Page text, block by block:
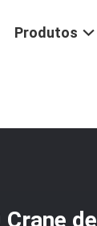
Produtos
de